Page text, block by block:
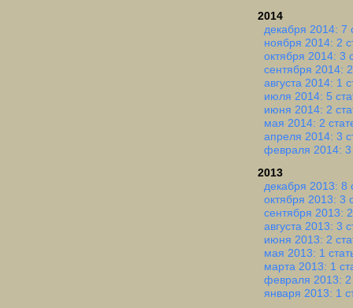
2014
декабря 2014: 7
ноября 2014: 2
октября 2014: 3
сентября 2014:
августа 2014: 1
июля 2014: 5
июня 2014: 2
мая 2014: 2
апреля 2014: 3
февраля 2014: 3
2013
декабря 2013: 8
октября 2013: 3
сентября 2013:
августа 2013: 3
июня 2013: 2
мая 2013: 1
марта 2013: 1
февраля 2013: 2
января 2013: 1